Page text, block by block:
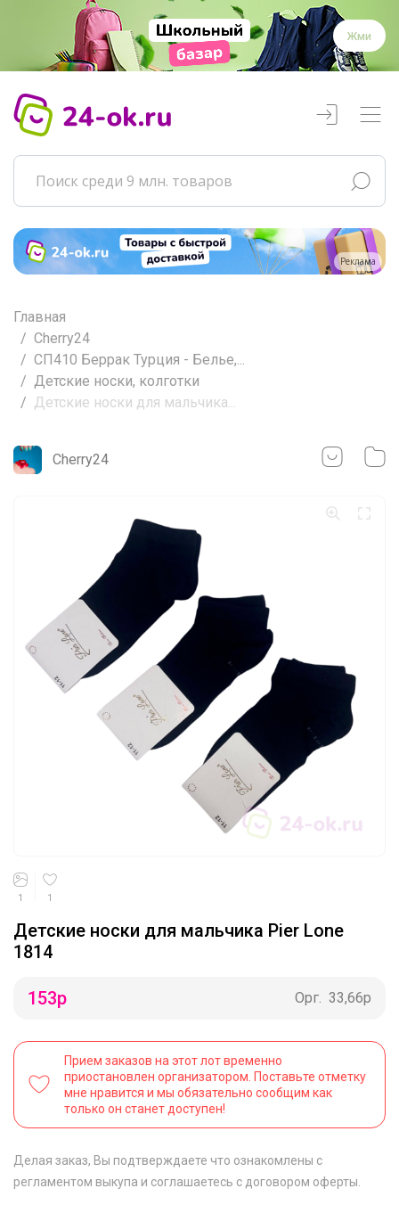
Жми
Реклама
Главная
Cherry24
СП410 Беррак Турция - Белье,...
Детские носки, колготки
Детские носки для мальчика...
Cherry24
1 1
Детские носки для мальчика Pier Lone
1814
153р Орг. 33,66р
Прием заказов на этот лот временно
приостановлен организатором. Поставьте отметку
мне нравится и мы обязательно сообщим как
только он станет доступен!
Делая заказ, Вы подтверждаете что ознакомлены с
регламентом выкупа и соглашаетесь с договором оферты